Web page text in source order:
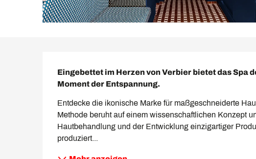
Eingebettet im Herzen von Verbier bietet das Spa
Moment der Entspannung.
Entdecke die ikonische Marke für maßgeschneiderte
Methode beruht auf einem wissenschaftlichen Konzept
Hautbehandlung und der Entwicklung einzigartiger
produziert...